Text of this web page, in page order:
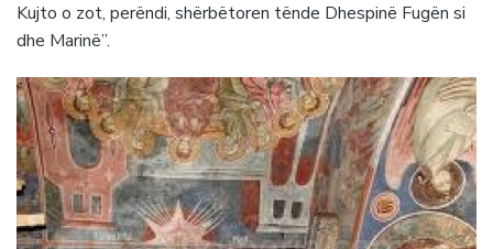
Kujto o zot, perëndi, shërbëtoren tënde Dhespinë Fugën si
dhe Marinë”.